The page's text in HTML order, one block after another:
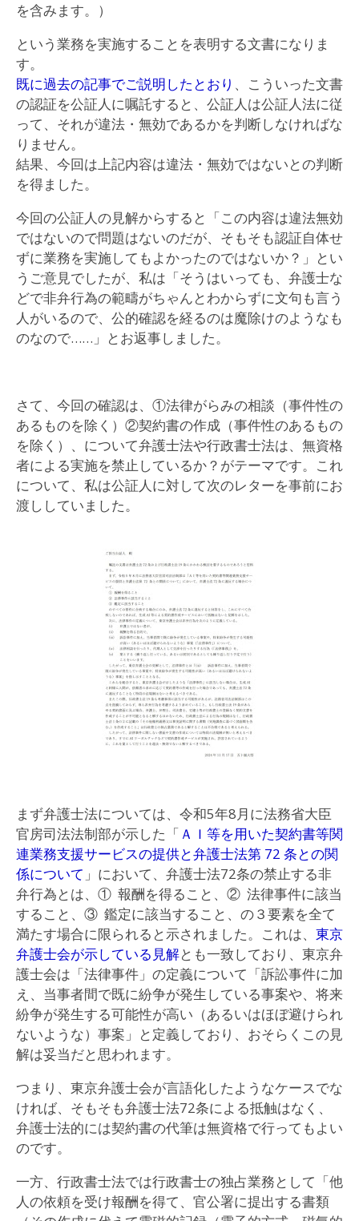
を含みます。）
という業務を実施することを表明する文書になりま
す。
既に過去の記事でご説明したとおり 、こういった文書
の認証を公証人に嘱託すると、公証人は公証人法に従
って、それが違法・無効であるかを判断しなければな
りません。
結果、今回は上記内容は違法・無効ではないとの判断
を得ました。
今回の公証人の見解からすると「この内容は違法無効
ではないので問題はないのだが、そもそも認証自体せ
ずに業務を実施してもよかったのではないか？」とい
うご意見でしたが、私は「そうはいっても、弁護士な
どで非弁行為の範疇がちゃんとわからずに文句も言う
人がいるので、公的確認を経るのは魔除けのようなも
のなので……」とお返事しました。
さて、今回の確認は、①法律がらみの相談（事件性の
あるものを除く）②契約書の作成（事件性のあるもの
を除く）、について弁護士法や行政書士法は、無資格
者による実施を禁止しているか？がテーマです。これ
について、私は公証人に対して次のレターを事前にお
渡ししていました。
まず弁護士法については、令和5年8月に法務省大臣
官房司法法制部が示した「 ＡＩ等を用いた契約書等関
連業務支援サービスの提供と弁護士法第 72 条との関
係について 」において、弁護士法72条の禁止する非
弁行為とは、① 報酬を得ること、② 法律事件に該当
すること、③ 鑑定に該当すること、の３要素を全て
満たす場合に限られると示されました。これは、 東京
弁護士会が示している見解とも一致しており、東京弁
護士会は「法律事件」の定義について「訴訟事件に加
え、当事者間で既に紛争が発生している事案や、将来
紛争が発生する可能性が高い（あるいはほぼ避けられ
ないような）事案」と定義しており、おそらくこの見
解は妥当だと思われます。
つまり、東京弁護士会が言語化したようなケースでな
ければ、そもそも弁護士法72条による抵触はなく、
弁護士法的には契約書の代筆は無資格で行ってもよい
のです。
一方、行政書士法では行政書士の独占業務として「他
人の依頼を受け報酬を得て、官公署に提出する書類